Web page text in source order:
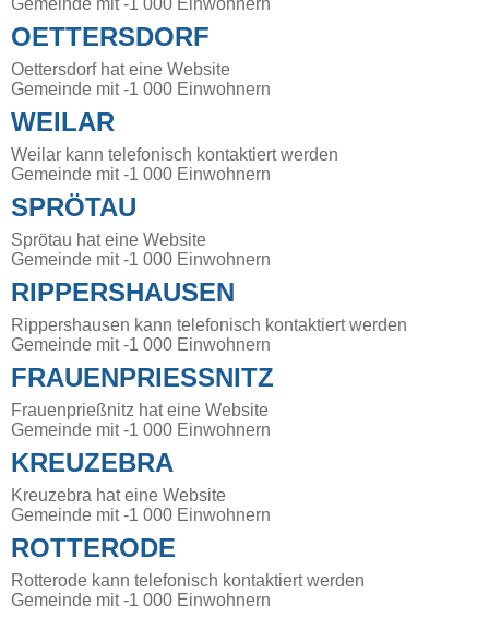
OETTERSDORF
Oettersdorf hat eine Website
Gemeinde mit -1 000 Einwohnern
WEILAR
Weilar kann telefonisch kontaktiert werden
Gemeinde mit -1 000 Einwohnern
SPRÖTAU
Sprötau hat eine Website
Gemeinde mit -1 000 Einwohnern
RIPPERSHAUSEN
Rippershausen kann telefonisch kontaktiert werden
Gemeinde mit -1 000 Einwohnern
FRAUENPRIESSNITZ
Frauenprießnitz hat eine Website
Gemeinde mit -1 000 Einwohnern
KREUZEBRA
Kreuzebra hat eine Website
Gemeinde mit -1 000 Einwohnern
ROTTERODE
Rotterode kann telefonisch kontaktiert werden
Gemeinde mit -1 000 Einwohnern